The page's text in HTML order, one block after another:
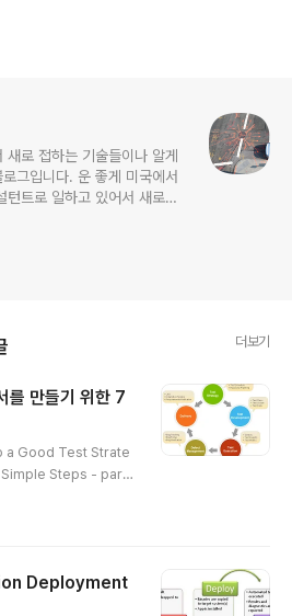
로 접하는 기술들이나 알게
좋게 미국에서
턴트로 일하고 있어서 새로운
과 정보를 공유하고 싶습니다.
더보기
만들기 위한 7
a Good Test Strate
Steps - part
것이 가장 잘 맞을지
해서 이 문서가 여러분
들어야 한다. 그냥 무조
Deployment